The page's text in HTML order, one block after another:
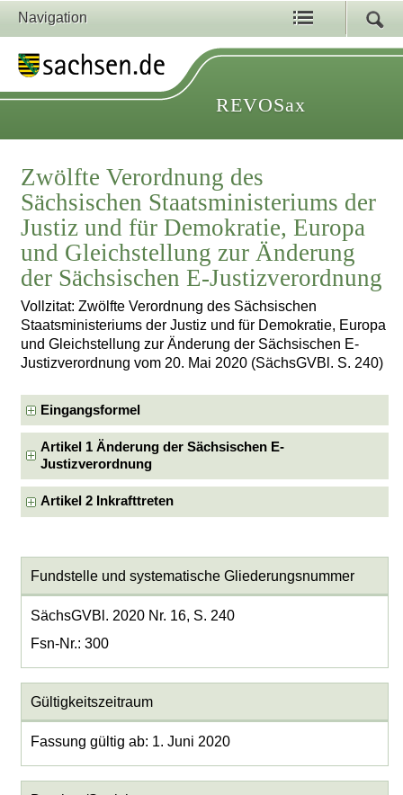
Navigation
REVOSax
Zwölfte Verordnung des
Sächsischen Staatsministeriums der
Justiz und für Demokratie, Europa
und Gleichstellung zur Änderung
der Sächsischen E-Justizverordnung
Vollzitat: Zwölfte Verordnung des Sächsischen
Staatsministeriums der Justiz und für Demokratie, Europa
und Gleichstellung zur Änderung der Sächsischen E-
Justizverordnung vom 20. Mai 2020 (SächsGVBl. S. 240)
Eingangsformel
Artikel 1 Änderung der Sächsischen E-
Justizverordnung
Artikel 2 Inkrafttreten
Fundstelle und systematische Gliederungsnummer
SächsGVBl. 2020 Nr. 16, S. 240
Fsn-Nr.: 300
Gültigkeitszeitraum
Fassung gültig ab: 1. Juni 2020